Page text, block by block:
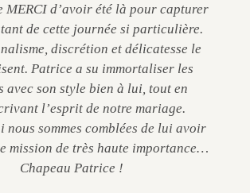
MERCI d’avoir été là pour capturer
de cette journée si particulière.
discrétion et délicatesse le
Patrice a su immortaliser les
avec son style bien à lui, tout en
l’esprit de notre mariage.
nous sommes comblées de lui avoir
mission de très haute importance…
Chapeau Patrice !